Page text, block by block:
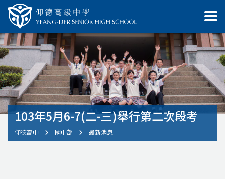
103年5月6-7(二-三)舉行第二次段考
仰德高中 國中部 最新消息